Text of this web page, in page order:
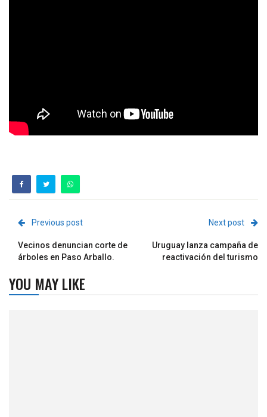
Previous post
Vecinos denuncian corte de
árboles en Paso Arballo.
Next post
Uruguay lanza campaña de
reactivación del turismo
YOU MAY LIKE